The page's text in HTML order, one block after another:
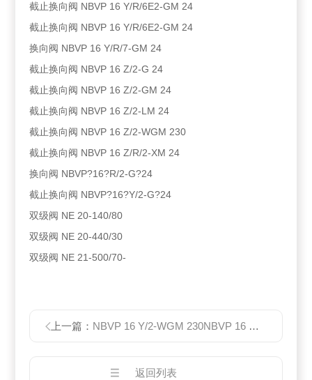
截止换向阀 NBVP 16 Y/R/6E2-GM 24
截止换向阀 NBVP 16 Y/R/6E2-GM 24
换向阀 NBVP 16 Y/R/7-GM 24
截止换向阀 NBVP 16 Z/2-G 24
截止换向阀 NBVP 16 Z/2-GM 24
截止换向阀 NBVP 16 Z/2-LM 24
截止换向阀 NBVP 16 Z/2-WGM 230
截止换向阀 NBVP 16 Z/R/2-XM 24
换向阀 NBVP?16?R/2-G?24
截止换向阀 NBVP?16?Y/2-G?24
双级阀 NE 20-140/80
双级阀 NE 20-440/30
双级阀 NE 21-500/70-
上一篇： NBVP 16 Y/2-WGM 230NBVP 16 Y/2-WGM 230哈威电磁阀现货
返回列表